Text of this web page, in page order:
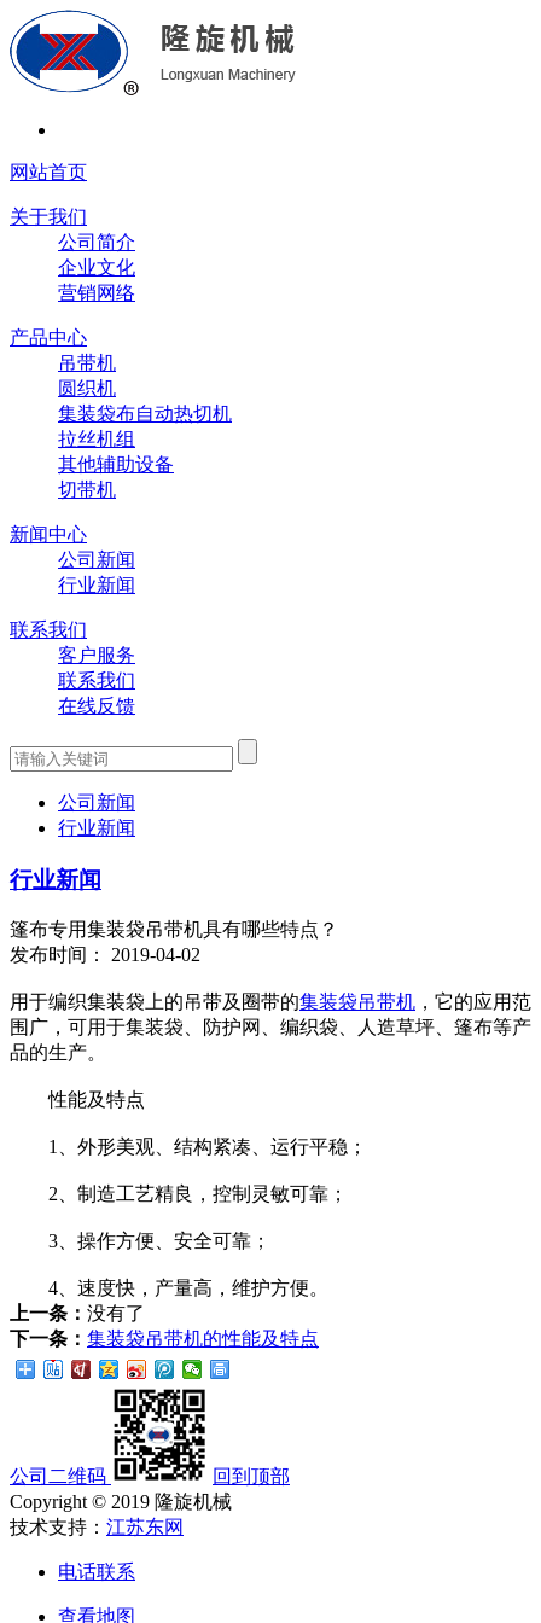
网站首页
关于我们
公司简介
企业文化
营销网络
产品中心
吊带机
圆织机
集装袋布自动热切机
拉丝机组
其他辅助设备
切带机
新闻中心
公司新闻
行业新闻
联系我们
客户服务
联系我们
在线反馈
公司新闻
行业新闻
行业新闻
篷布专用集装袋吊带机具有哪些特点？
发布时间： 2019-04-02
用于编织集装袋上的吊带及圈带的集装袋吊带机 ，它的应用范
围广，可用于集装袋、防护网、编织袋、人造草坪、篷布等产
品的生产。
性能及特点
1、外形美观、结构紧凑、运行平稳；
2、制造工艺精良，控制灵敏可靠；
3、操作方便、安全可靠；
4、速度快，产量高，维护方便。
上一条： 没有了
下一条： 集装袋吊带机的性能及特点
公司二维码
回到顶部
Copyright © 2019 隆旋机械
技术支持： 江苏东网
电话联系
查看地图